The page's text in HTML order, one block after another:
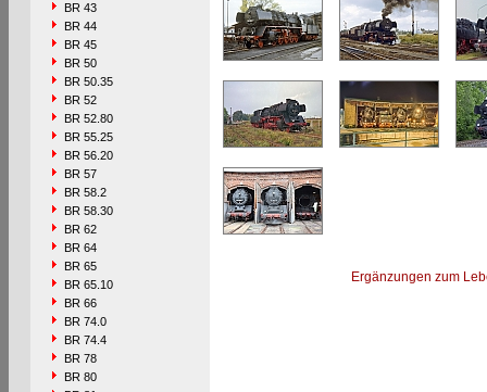
BR 43
BR 44
BR 45
BR 50
BR 50.35
BR 52
BR 52.80
BR 55.25
BR 56.20
BR 57
BR 58.2
BR 58.30
BR 62
BR 64
BR 65
BR 65.10
BR 66
BR 74.0
BR 74.4
BR 78
BR 80
Ergänzungen zum